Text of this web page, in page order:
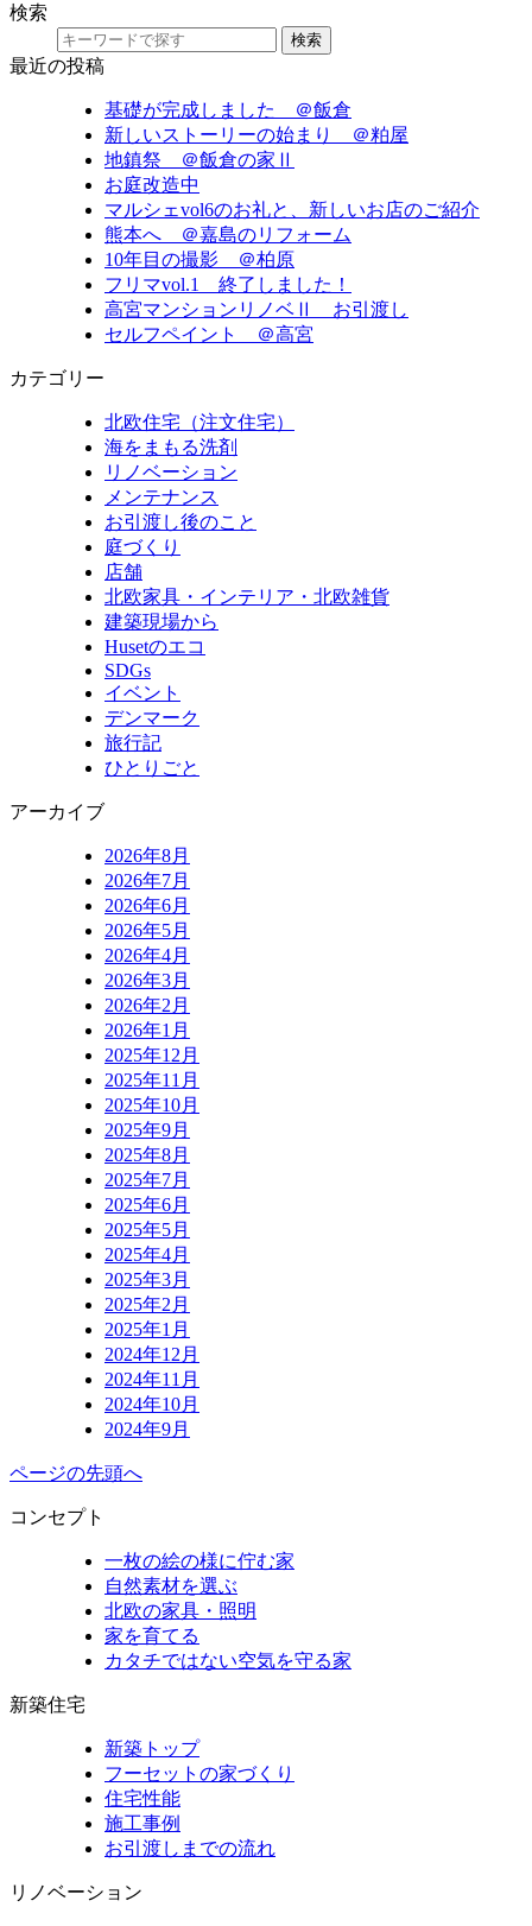
検索
検索
最近の投稿
基礎が完成しました ＠飯倉
新しいストーリーの始まり ＠粕屋
地鎮祭 ＠飯倉の家Ⅱ
お庭改造中
マルシェvol6のお礼と、新しいお店のご紹介
熊本へ ＠嘉島のリフォーム
10年目の撮影 ＠柏原
フリマvol.1 終了しました！
高宮マンションリノベⅡ お引渡し
セルフペイント ＠高宮
カテゴリー
北欧住宅（注文住宅）
海をまもる洗剤
リノベーション
メンテナンス
お引渡し後のこと
庭づくり
店舗
北欧家具・インテリア・北欧雑貨
建築現場から
Husetのエコ
SDGs
イベント
デンマーク
旅行記
ひとりごと
アーカイブ
2026年8月
2026年7月
2026年6月
2026年5月
2026年4月
2026年3月
2026年2月
2026年1月
2025年12月
2025年11月
2025年10月
2025年9月
2025年8月
2025年7月
2025年6月
2025年5月
2025年4月
2025年3月
2025年2月
2025年1月
2024年12月
2024年11月
2024年10月
2024年9月
ページの先頭へ
コンセプト
一枚の絵の様に佇む家
自然素材を選ぶ
北欧の家具・照明
家を育てる
カタチではない空気を守る家
新築住宅
新築トップ
フーセットの家づくり
住宅性能
施工事例
お引渡しまでの流れ
リノベーション